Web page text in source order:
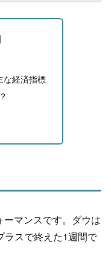
な経済指標
マンスです。ダウは
ラスで終えた1週間で